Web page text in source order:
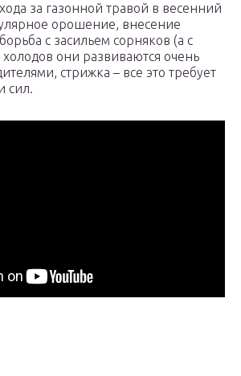
за газонной травой в весенний
орошение, внесение
с засильем сорняков (а с
они развиваются очень
стрижка – все это требует
сил.